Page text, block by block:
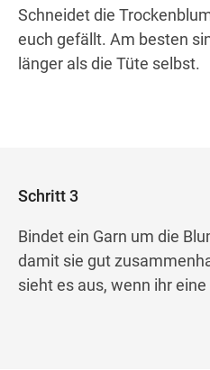
Schneidet die
euch gefällt. Am besten
länger als die Tüte selbst.
Schritt 3
Bindet ein Garn um die
damit sie gut
sieht es aus, wenn ihr